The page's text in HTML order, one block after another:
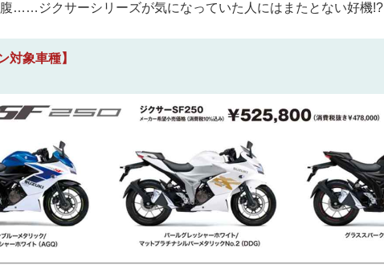
……ジクサーシリーズが気になっていた人にはまたとない好機!?
対象車種】